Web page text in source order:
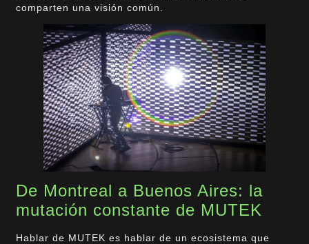
comparten una visión común.
De Montreal a Buenos Aires: la
mutación constante de MUTEK
Hablar de MUTEK es hablar de un ecosistema que